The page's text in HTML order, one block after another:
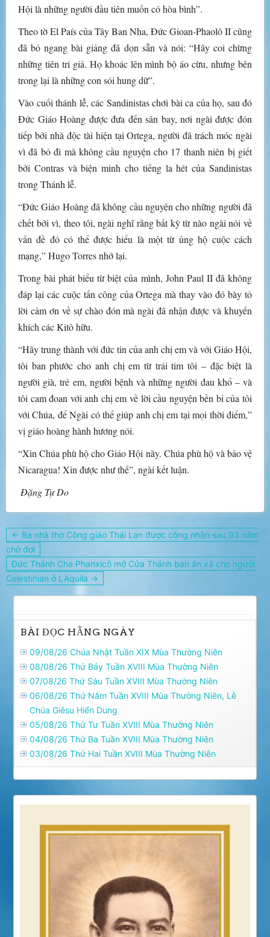
Hội là những người đầu tiên muốn có hòa bình”.
Theo tờ El País của Tây Ban Nha, Đức Gioan-Phaolô II cũng
đã bỏ ngang bài giảng đã dọn sẵn và nói: “Hãy coi chừng
những tiên tri giả. Họ khoác lên mình bộ áo cừu, nhưng bên
trong lại là những con sói hung dữ”.
Vào cuối thánh lễ, các Sandinistas chơi bài ca của họ, sau đó
Đức Giáo Hoàng được đưa đến sân bay, nơi ngài được đón
tiếp bởi nhà độc tài hiện tại Ortega, người đã trách móc ngài
vì đã bỏ đi mà không cầu nguyện cho 17 thanh niên bị giết
bởi Contras và biện minh cho tiếng la hét của Sandinistas
trong Thánh lễ.
“Đức Giáo Hoàng đã không cầu nguyện cho những người đã
chết bởi vì, theo tôi, ngài nghĩ rằng bất kỳ từ nào ngài nói về
vấn đề đó có thể được hiểu là một từ ủng hộ cuộc cách
mạng,” Hugo Torres nhớ lại.
Trong bài phát biểu từ biệt của mình, John Paul II đã không
đáp lại các cuộc tấn công của Ortega mà thay vào đó bày tỏ
lời cảm ơn về sự chào đón mà ngài đã nhận được và khuyến
khích các Kitô hữu.
“Hãy trung thành với đức tin của anh chị em và với Giáo Hội,
tôi ban phước cho anh chị em từ trái tim tôi – đặc biệt là
người già, trẻ em, người bệnh và những người đau khổ – và
tôi cam đoan với anh chị em về lời cầu nguyện bền bỉ của tôi
với Chúa, để Ngài có thể giúp anh chị em tại mọi thời điểm,”
vị giáo hoàng hành hương nói.
“Xin Chúa phù hộ cho Giáo Hội này. Chúa phù hộ và bảo vệ
Nicaragua! Xin được như thế”, ngài kết luận.
Đặng Tự Do
Điều
hướng
bài
viết
← Ba nhà thờ Công giáo Thái Lan được công nhận sau 93 năm
chờ đợi
Đức Thánh Cha Phanxicô mở Cửa Thánh ban ân xá cho người
Celestinian ở LAquila →
BÀI ĐỌC HẰNG NGÀY
09/08/26 Chúa Nhật Tuần XIX Mùa Thường Niên
08/08/26 Thứ Bảy Tuần XVIII Mùa Thường Niên
07/08/26 Thứ Sáu Tuần XVIII Mùa Thường Niên
06/08/26 Thứ Năm Tuần XVIII Mùa Thường Niên, Lễ
Chúa Giêsu Hiển Dung
05/08/26 Thứ Tư Tuần XVIII Mùa Thường Niên
04/08/26 Thứ Ba Tuần XVIII Mùa Thường Niên
03/08/26 Thứ Hai Tuần XVIII Mùa Thường Niên